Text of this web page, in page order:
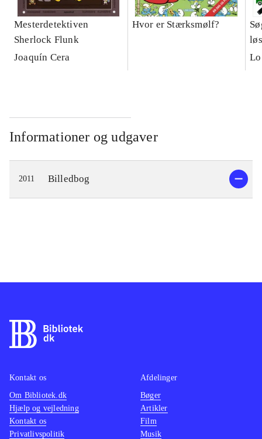
Mesterdetektiven
Sherlock Flunk
Joaquín Cera
Hvor er Stærksmølf?
Informationer og udgaver
2011 Billedbog
Kontakt os
Om Bibliotek.dk
Hjælp og vejledning
Kontakt os
Privatlivspolitik
Afdelinger
Bøger
Artikler
Film
Musik